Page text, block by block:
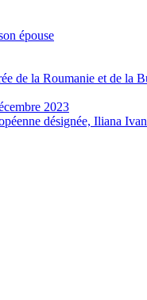
épouse
de la Roumanie et de la
2023
désignée, Iliana